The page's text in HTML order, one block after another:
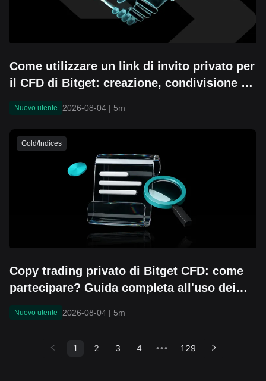
Come utilizzare un link di invito privato per
il CFD di Bitget: creazione, condivisione e
Nuovo utente 2026-08-04 | 5m
Gold/Indices
Copy trading privato di Bitget CFD: come
partecipare? Guida completa all'uso dei
Nuovo utente 2026-08-04 | 5m
1 2 3 4 ••• 129